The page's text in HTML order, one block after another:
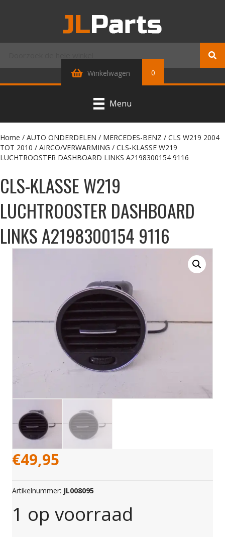
Winkelwagen 0
Menu
Home / AUTO ONDERDELEN / MERCEDES-BENZ / CLS W219 2004
TOT 2010 / AIRCO/VERWARMING / CLS-KLASSE W219
LUCHTROOSTER DASHBOARD LINKS A2198300154 9116
CLS-KLASSE W219
LUCHTROOSTER DASHBOARD
LINKS A2198300154 9116
€49,95
Artikelnummer: JL008095
1 op voorraad